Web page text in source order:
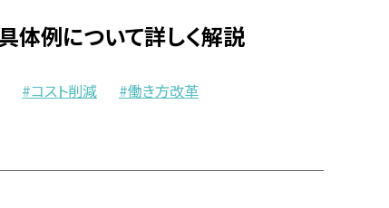
体例について詳しく解説
コスト削減 働き方改革